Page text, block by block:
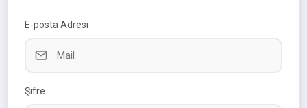
E-posta Adresi
Şifre